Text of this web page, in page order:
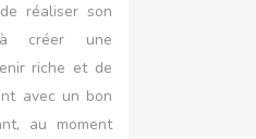
réaliser son
créer une
riche et de
avec un bon
au moment